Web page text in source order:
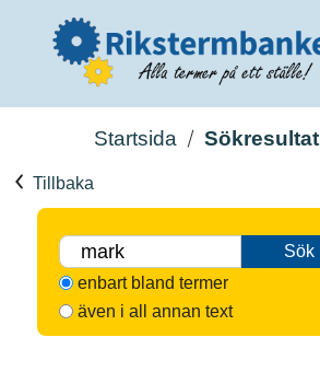
Startsida Sökresultat
Tillbaka
Sök
enbart bland termer
även i all annan text